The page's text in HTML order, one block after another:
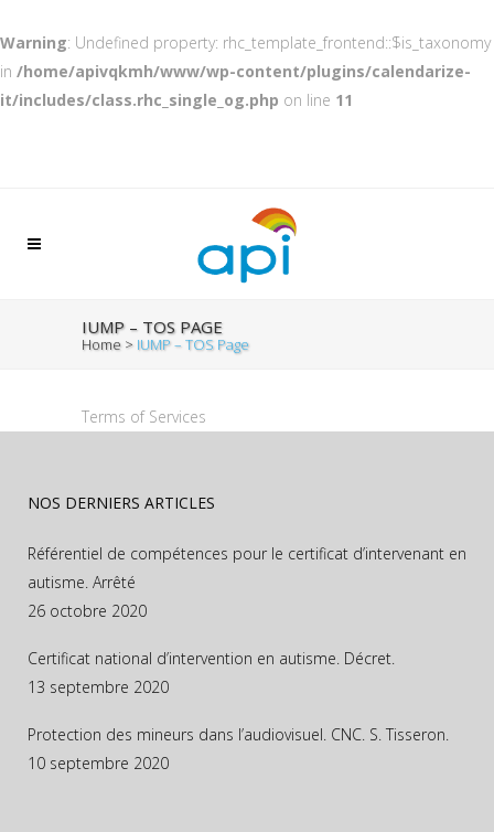
Warning: Undefined property: rhc_template_frontend::$is_taxonomy
in /home/apivqkmh/www/wp-content/plugins/calendarize-
it/includes/class.rhc_single_og.php on line 11
IUMP – TOS PAGE
Home > IUMP – TOS Page
Terms of Services
NOS DERNIERS ARTICLES
Référentiel de compétences pour le certificat d’intervenant en
autisme. Arrêté
26 octobre 2020
Certificat national d’intervention en autisme. Décret.
13 septembre 2020
Protection des mineurs dans l’audiovisuel. CNC. S. Tisseron.
10 septembre 2020